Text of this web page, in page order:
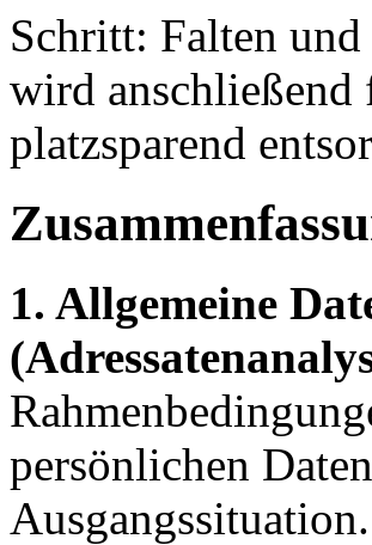
Schritt: Falten
wird anschließend
platzsparend
1. Allgemeine
persönlichen
Ausgangssituation.